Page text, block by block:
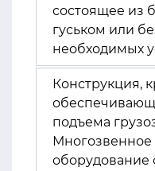
состоящее из
гуськом или
необходимых
Конструкция,
подъема
Многозвенное
оборудование